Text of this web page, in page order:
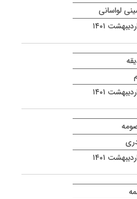
لواسانی